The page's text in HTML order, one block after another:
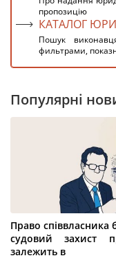
пропозицію
КАТАЛОГ
Пошук
фильтрами,
Популярні
Право співвласника
судовий захист
залежить в